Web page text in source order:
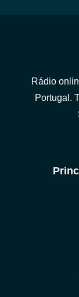
Rádio
Portugal.